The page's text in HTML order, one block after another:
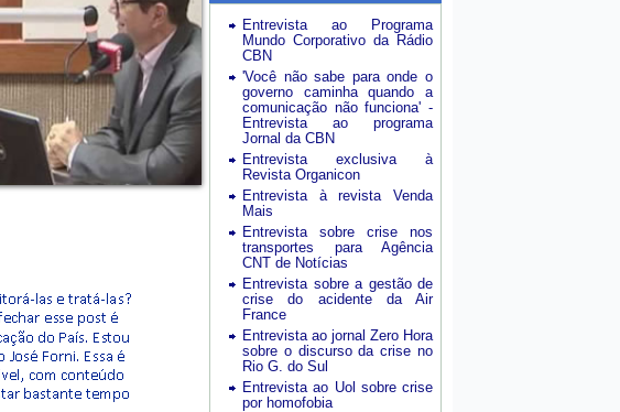
Entrevista ao Programa
Mundo Corporativo da Rádio
CBN
'Você não sabe para onde o
governo caminha quando a
comunicação não funciona' -
Entrevista ao programa
Jornal da CBN
Entrevista exclusiva à
Revista Organicon
Entrevista à revista Venda
Mais
Entrevista sobre crise nos
transportes para Agência
CNT de Notícias
Entrevista sobre a gestão de
crise do acidente da Air
France
Entrevista ao jornal Zero Hora
sobre o discurso da crise no
Rio G. do Sul
Entrevista ao Uol sobre crise
por homofobia